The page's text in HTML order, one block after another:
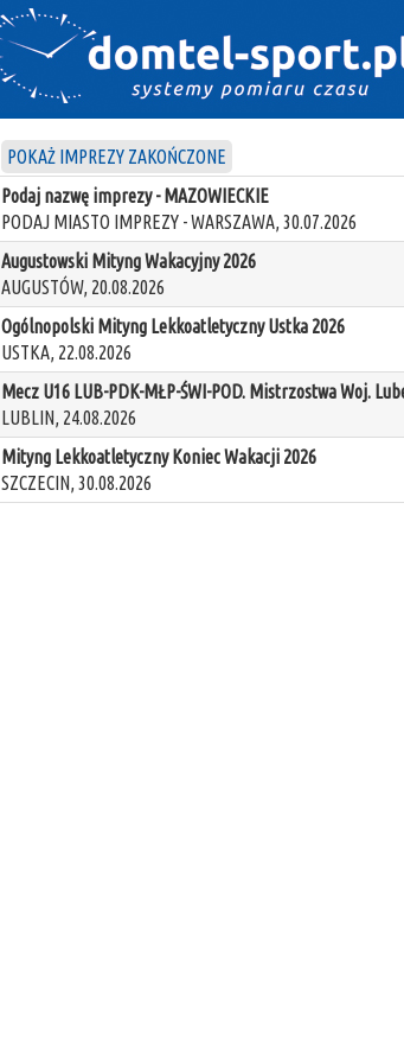
POKAŻ IMPREZY ZAKOŃCZONE
Podaj nazwę imprezy - MAZOWIECKIE
PODAJ MIASTO IMPREZY - WARSZAWA, 30.07.2026
Augustowski Mityng Wakacyjny 2026
AUGUSTÓW, 20.08.2026
Ogólnopolski Mityng Lekkoatletyczny Ustka 2026
USTKA, 22.08.2026
Mecz U16 LUB-PDK-MŁP-ŚWI-POD. Mistrzostwa Woj.
LUBLIN, 24.08.2026
Mityng Lekkoatletyczny Koniec Wakacji 2026
SZCZECIN, 30.08.2026